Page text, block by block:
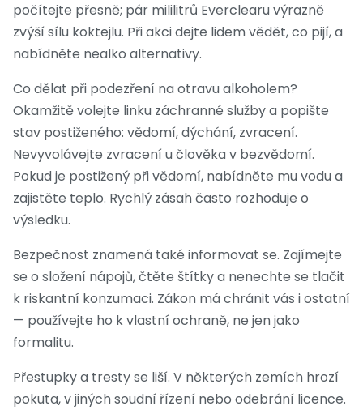
počítejte přesně; pár mililitrů Everclearu výrazně
zvýší sílu koktejlu. Při akci dejte lidem vědět, co pijí, a
nabídněte nealko alternativy.
Co dělat při podezření na otravu alkoholem?
Okamžitě volejte linku záchranné služby a popište
stav postiženého: vědomí, dýchání, zvracení.
Nevyvolávejte zvracení u člověka v bezvědomí.
Pokud je postižený při vědomí, nabídněte mu vodu a
zajistěte teplo. Rychlý zásah často rozhoduje o
výsledku.
Bezpečnost znamená také informovat se. Zajímejte
se o složení nápojů, čtěte štítky a nenechte se tlačit
k riskantní konzumaci. Zákon má chránit vás i ostatní
— používejte ho k vlastní ochraně, ne jen jako
formalitu.
Přestupky a tresty se liší. V některých zemích hrozí
pokuta, v jiných soudní řízení nebo odebrání licence.